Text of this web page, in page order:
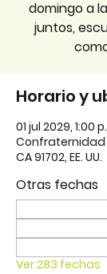
domingo a
juntos,
Horario y
01 jul 2029, 1:00
Confraternidad
CA 91702, EE. UU.
Otras fechas
Ver 283 fechas